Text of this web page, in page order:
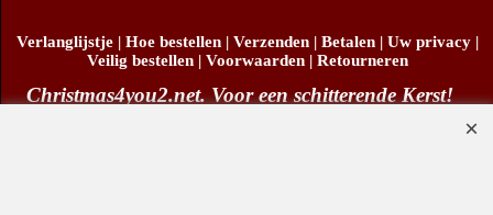
Veilig bestellen |Voorwaarden|Retourneren